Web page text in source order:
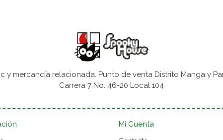
y mercancía relacionada. Punto de venta Distrito Manga y
Carrera 7 No. 46-20 Local 104
Mi Cuenta